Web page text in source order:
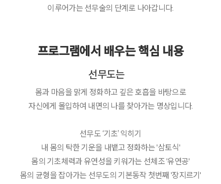
이루어가는 선무술의 단계로 나아갑니다.
프로그램에서 배우는 핵심 내용
선무도는
몸과 마음을 맑게 정화하고 깊은 호흡을 바탕으로
자신에게 몰입하여 내면의 나를 찾아가는 명상입니다.
선무도 ‘기초’ 익히기
내 몸의 탁한 기운을 내뱉고 정화하는 '삼토식'
몸의 기초체력과 유연성을 키워가는 선체조 '유연공'
몸의 균형을 잡아가는 선무도의 기본동작 첫번째 '장지르기'